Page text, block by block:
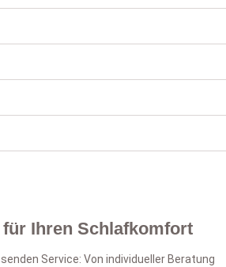
Ihren Schlafkomfort
Service: Von individueller Beratung